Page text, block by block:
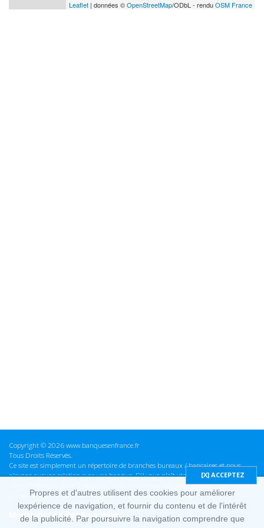
Leaflet | données ©OpenStreetMap/ODbL - renduOSM France
Copyright © 2026 www.banquesenfrance.fr
Tous Droits Réservés.
Ce site est simplement un répertoire de branches bureaux / bancaires et nous
n'avons aucune relation avec une banque. S'il vous plaît vérifier ces informations
avant d'effectuer toute opération, nous ne sommes pas responsables des erreurs
ou des omissions dans les informations que nous fournissons.
Mentions Légales & cookies
Propres et d'autres utilisent des cookies pour améliorer
lexpérience de navigation, et fournir du contenu et de l'intérêt
de la publicité. Par poursuivre la navigation comprendre que